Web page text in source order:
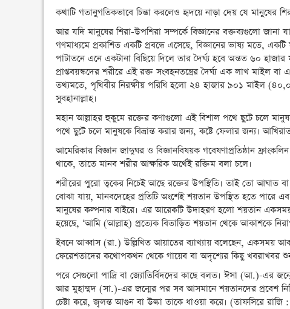
কথাটি গতানুগতিকভাবে চিন্তা করলেও হৃদয়ে নাড়া দেয় যে মানুষের
আর যদি মানুষের শিরা-উপশিরা সম্পর্কে বিজ্ঞানের বক্তব্যগুলো জানা
গণমাধ্যমে প্রকাশিত একটি প্রবন্ধে এসেছে, বিজ্ঞানের ভাষ্য মতে,
পাটাতনে এনে একটানা বিছিয়ে দিলে তার দৈর্ঘ্য হবে অন্তত ৬০
প্রাপ্তবয়স্কদের শরীরে এই রক্ত সংবহনতন্ত্রের দৈর্ঘ্য এক লাখ
তথ্যমতে, পৃথিবীর নিরক্ষীয় পরিধি হলো ২৪ হাজার ৯০১ মাইল
সুবহানাল্লাহ।
মহান আল্লাহর হুকুমে রক্তের কণাগুলো এই বিশাল পথে ছুটে চলে
পথে ছুটে চলে মানুষকে বিভ্রান্ত করার জন্য, কষ্টে ফেলার জন্য।
আমেরিকার বিজ্ঞান জাদুঘর ও বিজ্ঞানবিষয়ক গবেষণাপ্রতিষ্ঠান
থাকে, তাতে মানব শরীর আক্ষরিক অর্থেই রক্তিম বলা চলে।
শরীরের পুরো ত্বকের নিচেই আছে রক্তের উপস্থিতি। তাই তো আঘাত
বোঝা যায়, মানবদেহের প্রতিটি অংশেই শয়তান উপস্থিত হতে পারে
মানুষের কল্পনার বাইরে। এর আরেকটি উদাহরণ হলো শয়তান
হয়েছে, ‘আমি (আল্লাহ) প্রত্যেক বিতাড়িত শয়তান থেকে আকাশকে
ইবনে আব্বাস (রা.) উল্লিখিত আয়াতের ব্যাখ্যায় বলেছেন, একসময়
ফেরেশতাদের কথোপকথন থেকে গায়েব বা অদৃশ্যের কিছু খবরাখবর
পরে সেগুলো পাদ্রি বা জ্যোতির্বিদদের কাছে বলত। ঈসা (আ.)-এর
আর মুহাম্মদ (সা.)-এর জন্মের পর সব আসমানে শয়তানদের প্রবেশ
চেষ্টা করে, জ্বলন্ত আগুন বা উল্কা তাকে ধাওয়া করে। (তাফসিরে